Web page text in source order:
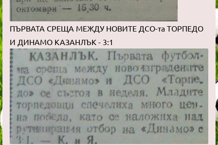
ПЪРВАТА СРЕЩА МЕЖДУ НОВИТЕ ДСО-та ТОРПЕДО
И ДИНАМО КАЗАНЛЪК - 3:1